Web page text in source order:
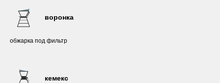
воронка
обжарка под фильтр
кемекс